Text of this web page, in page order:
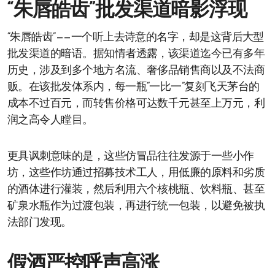
“朱唇皓齿”批发渠道暗影浮现
“朱唇皓齿”——一个听上去诗意的名字，却是这背后大型
批发渠道的暗语。据知情者透露，该渠道迄今已有多年
历史，涉及到多个地方名流、奢侈品销售商以及不法商
贩。在该批发体系内，每一瓶“一比一”复刻飞天茅台的
成本不过百元，而转售价格可达数千元甚至上万元，利
润之高令人瞠目。
更具讽刺意味的是，这些仿冒品往往发源于一些小作
坊，这些作坊通过招募技术工人，用低廉的原料和劣质
的酒体进行灌装，然后利用六个核桃瓶、饮料瓶、甚至
矿泉水瓶作为过渡包装，再进行统一包装，以避免被执
法部门发现。